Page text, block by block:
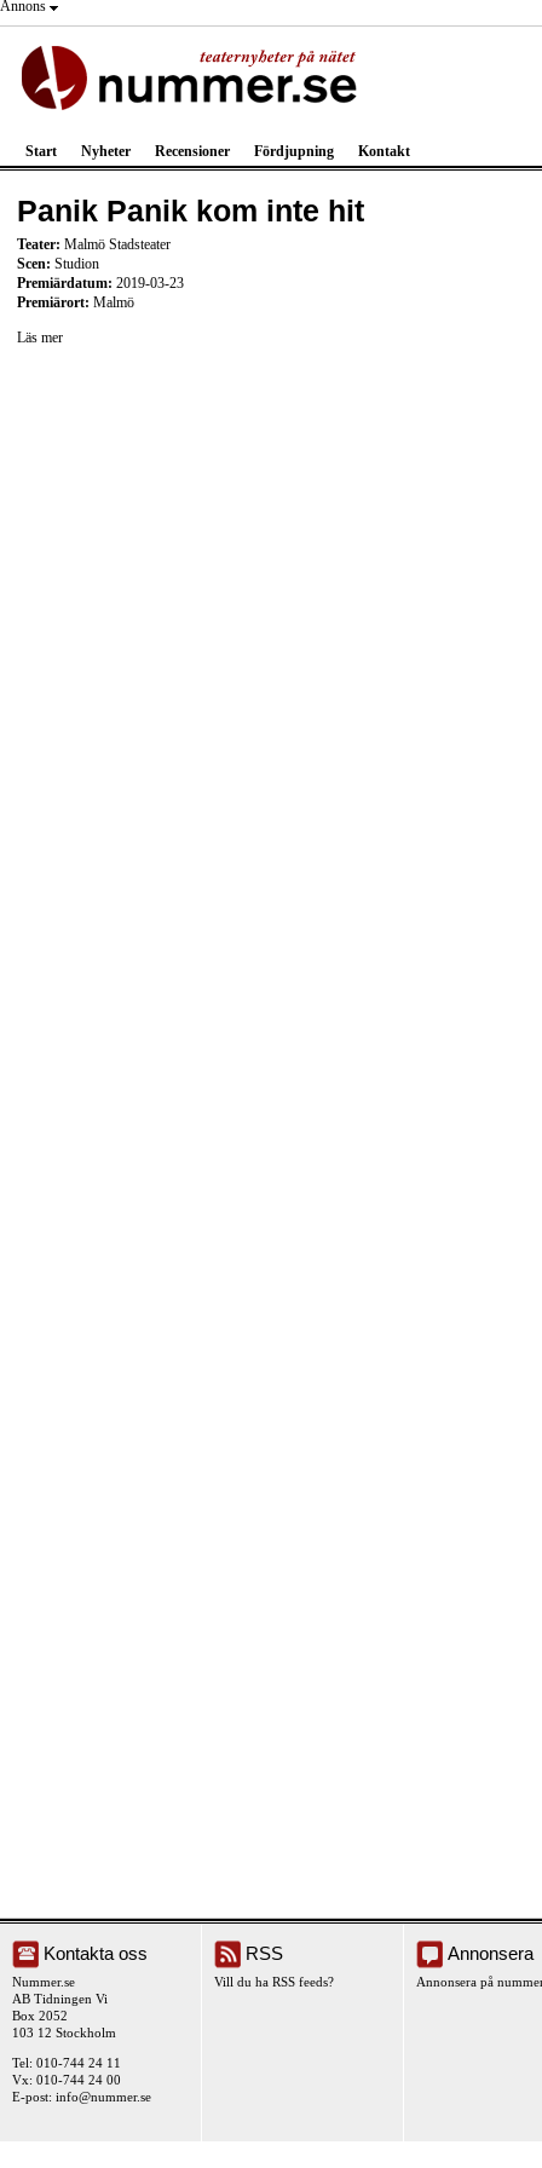
Annons
Start Nyheter Recensioner Fördjupning Kontakt
Panik Panik kom inte hit
Teater: Malmö Stadsteater
Scen: Studion
Premiärdatum: 2019-03-23
Premiärort: Malmö
Läs mer
Kontakta oss
Nummer.se
AB Tidningen Vi
Box 2052
103 12 Stockholm
Tel: 010-744 24 11
Vx: 010-744 24 00
E-post: info@nummer.se
RSS
Vill du ha RSS feeds?
Annonsera
Annonsera på